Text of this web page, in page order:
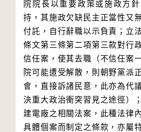
院院長以重要政策或施政方
持，其施政欠缺民主正當性又
付託，自行辭職以示負責；立
條文第三條第二項第三款對行
信任案，使其去職（不信任案
院可能遭受解散，則朝野黨派
會，直接訴諸民意，此亦為代
決重大政治衝突習見之途徑）
建電廠之相關法案，此種法律
具體個案而制定之條款，亦屬